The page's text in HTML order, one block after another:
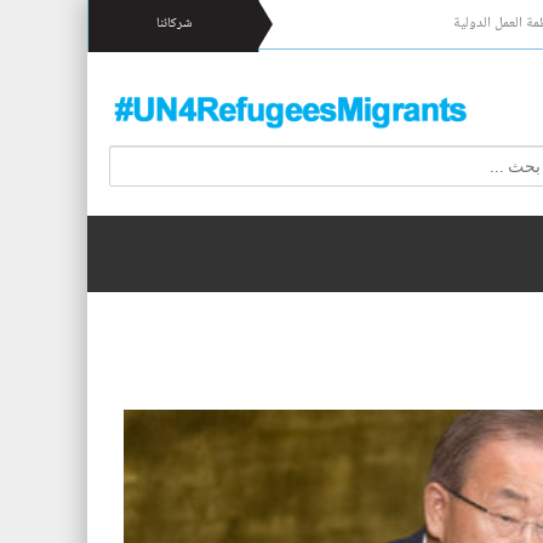
العمل الدولية شركائنا
شخصا قبالة السواحل الإسبانية.